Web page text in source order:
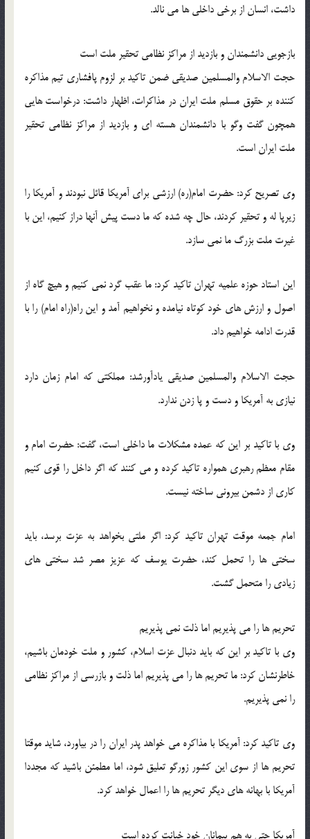
داشت، انسان از برخی داخلی ها می نالد.
بازجویی دانشمندان و بازدید از مراکز نظامی تحقیر ملت است
حجت الاسلام والمسلمین صدیقی ضمن تاکید بر لزوم پافشاری تیم مذاکره
کننده بر حقوق مسلم ملت ایران در مذاکرات، اظهار داشت: درخواست هایی
همچون گفت وگو با دانشمندان هسته ای و بازدید از مراکز نظامی تحقیر
ملت ایران است.
وی تصریح کرد: حضرت امام(ره) ارزشی برای آمریکا قائل نبودند و آمریکا را
زیرپا له و تحقیر کردند، حال چه شده که ما دست پیش آنها دراز کنیم، این با
غیرت ملت بزرگ ما نمی سازد.
این استاد حوزه علمیه تهران تاکید کرد: ما عقب گرد نمی کنیم و هیچ گاه از
اصول و ارزش های خود کوتاه نیامده و نخواهیم آمد و این راه(راه امام) را با
قدرت ادامه خواهیم داد.
حجت الاسلام والمسلمین صدیقی یادآورشد: مملکتی که امام زمان دارد
نیازی به آمریکا و دست و پا زدن ندارد.
وی با تاکید بر این که عمده مشکلات ما داخلی است، گفت: حضرت امام و
مقام معظم رهبری همواره تاکید کرده و می کنند که اگر داخل را قوی کنیم
کاری از دشمن بیرونی ساخته نیست.
امام جمعه موقت تهران تاکید کرد: اگر ملتی بخواهد به عزت برسد، باید
سختی ها را تحمل کند، حضرت یوسف که عزیز مصر شد سختی های
زیادی را متحمل گشت.
تحریم ها را می پذیریم اما ذلت نمی پذیریم
وی با تاکید بر این که باید دنبال عزت اسلام، کشور و ملت خودمان باشیم،
خاطرنشان کرد: ما تحریم ها را می پذیریم اما ذلت و بازرسی از مراکز نظامی
را نمی پذیریم.
وی تاکید کرد: آمریکا با مذاکره می خواهد پدر ایران را در بیاورد، شاید موقتا
تحریم ها از سوی این کشور زورگو تعلیق شود، اما مطمئن باشید که مجددا
آمریکا با بهانه های دیگر تحریم ها را اعمال خواهد کرد.
آمریکا حتی به هم پیمانان خود خیانت کرده است